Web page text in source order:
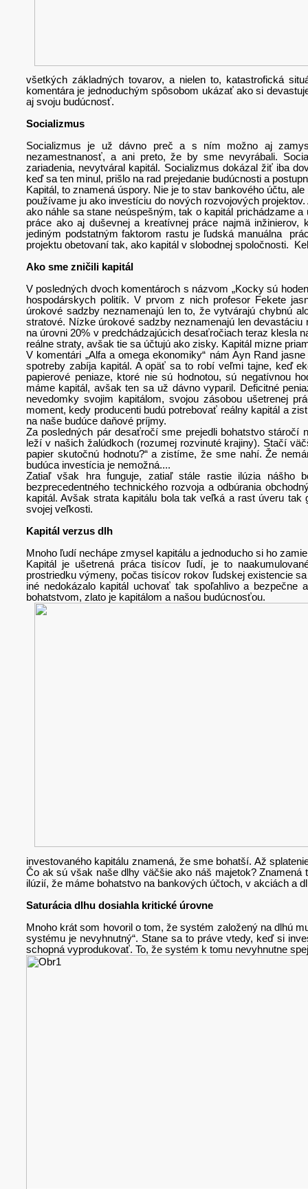
všetkých základných tovarov, a nielen to, katastrofická
komentára je jednoduchým spôsobom ukázať ako si
aj svoju budúcnosť.
Socializmus
Socializmus je už dávno preč a s ním možno aj
nezamestnanosť, a ani preto, že by sme nevyrábali.
zariadenia, nevytváral kapitál. Socializmus dokázal žiť iba
keď sa ten minul, prišlo na rad prejedanie budúcnosti a
Kapitál, to znamená úspory. Nie je to stav bankového účtu,
používame ju ako investíciu do nových rozvojových
ako náhle sa stane neúspešným, tak o kapitál prichádzame
práce ako aj duševnej a kreatívnej práce najmä
jediným podstatným faktorom rastu je ľudská manuálna
projektu obetovaní tak, ako kapitál v slobodnej spoločnosti.
Ako sme zničili kapitál
V posledných dvoch komentároch s názvom „Kocky sú
hospodárskych politík. V prvom z nich profesor Fekete
úrokové sadzby neznamenajú len to, že vytvárajú chybnú
stratové. Nízke úrokové sadzby neznamenajú len
na úrovni 20% v predchádzajúcich desaťročiach teraz klesla
reálne straty, avšak tie sa účtujú ako zisky. Kapitál mizne
V komentári „Alfa a omega ekonomiky“ nám Ayn Rand
spotreby zabíja kapitál. A opäť sa to robí veľmi tajne, keď
papierové peniaze, ktoré nie sú hodnotou, sú negatívnou
máme kapitál, avšak ten sa už dávno vyparil. Deficitné
nevedomky svojim kapitálom, svojou zásobou ušetrenej
moment, kedy producenti budú potrebovať reálny kapitál a
na naše budúce daňové príjmy.
Za posledných pár desaťročí sme prejedli bohatstvo stáročí
leží v našich žalúdkoch (rozumej rozvinuté krajiny). Stačí
papier skutočnú hodnotu?“ a zistíme, že sme nahí. Že
budúca investícia je nemožná....
Zatiaľ však hra funguje, zatiaľ stále rastie ilúzia nášho
bezprecedentného technického rozvoja a odbúrania
kapitál. Avšak strata kapitálu bola tak veľká a rast úveru
svojej veľkosti.
Kapitál verzus dlh
Mnoho ľudí nechápe zmysel kapitálu a jednoducho si ho
Kapitál je ušetrená práca tisícov ľudí, je to
prostriedku výmeny, počas tisícov rokov ľudskej existencie
iné nedokázalo kapitál uchovať tak spoľahlivo a
bohatstvom, zlato je kapitálom a našou budúcnosťou.
investovaného kapitálu znamená, že sme bohatší. Až
Čo ak sú však naše dlhy väčšie ako náš majetok?
ilúzií, že máme bohatstvo na bankových účtoch, v akciách a
Saturácia dlhu dosiahla kritické úrovne
Mnoho krát som hovoril o tom, že systém založený na dlhú
systému je nevyhnutný“. Stane sa to práve vtedy, keď si
schopná vyprodukovať. To, že systém k tomu nevyhnutne